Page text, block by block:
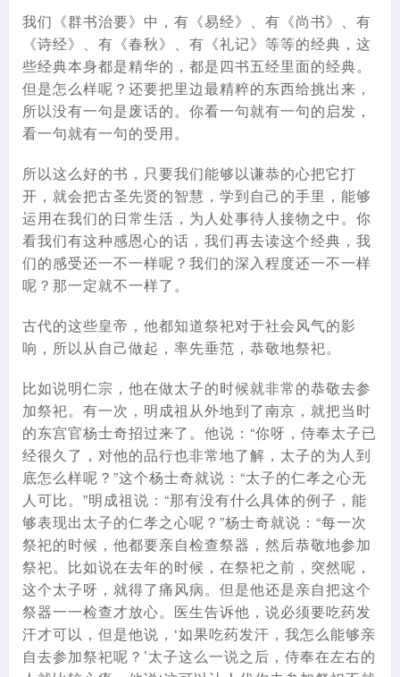
我们《群书治要》中，有《易经》、有《尚书》、有
《诗经》、有《春秋》、有《礼记》等等的经典，这
些经典本身都是精华的，都是四书五经里面的经典。
但是怎么样呢？还要把里边最精粹的东西给挑出来，
所以没有一句是废话的。你看一句就有一句的启发，
看一句就有一句的受用。
所以这么好的书，只要我们能够以谦恭的心把它打
开，就会把古圣先贤的智慧，学到自己的手里，能够
运用在我们的日常生活，为人处事待人接物之中。你
看我们有这种感恩心的话，我们再去读这个经典，我
们的感受还一不一样呢？我们的深入程度还一不一样
呢？那一定就不一样了。
古代的这些皇帝，他都知道祭祀对于社会风气的影
响，所以从自己做起，率先垂范，恭敬地祭祀。
比如说明仁宗，他在做太子的时候就非常的恭敬去参
加祭祀。有一次，明成祖从外地到了南京，就把当时
的东宫官杨士奇招过来了。他说：“你呀，侍奉太子已
经很久了，对他的品行也非常地了解，太子的为人到
底怎么样呢？”这个杨士奇就说：“太子的仁孝之心无
人可比。”明成祖说：“那有没有什么具体的例子，能
够表现出太子的仁孝之心呢？”杨士奇就说：“每一次
祭祀的时候，他都要亲自检查祭器，然后恭敬地参加
祭祀。比如说在去年的时候，在祭祀之前，突然呢，
这个太子呀，就得了痛风病。但是他还是亲自把这个
祭器一一检查才放心。医生告诉他，说必须要吃药发
汗才可以，但是他说，‘如果吃药发汗，我怎么能够亲
自去参加祭祀呢？’太子这么一说之后，侍奉在左右的